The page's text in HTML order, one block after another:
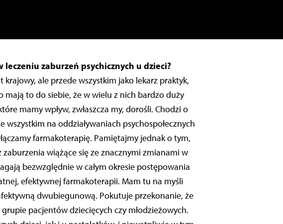
zaburzeń psychicznych u dzieci?
ale przede wszystkim jako lekarz praktyk,
to do siebie, że w wielu z nich bardzo duży
mamy wpływ, zwłaszcza my, dorośli. Chodzi o
na oddziaływaniach psychospołecznych
farmakoterapię. Pamiętajmy jednak o tym,
wiążące się ze znacznymi zmianami w
bezwzględnie w całym okresie postępowania
efektywnej farmakoterapii. Mam tu na myśli
dwubiegunową. Pokutuje przekonanie, że
pacjentów dziecięcych czy młodzieżowych.